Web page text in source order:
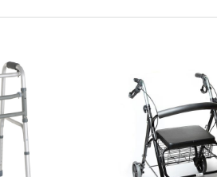
بیشتر و بیشتر می خواهند در خانه
و شرایط تنفسی شدید هستند که توانایی
بدان معنا نیست که شما سالمندان
این اقامتگاه ها رایج تر نیز می باشد و